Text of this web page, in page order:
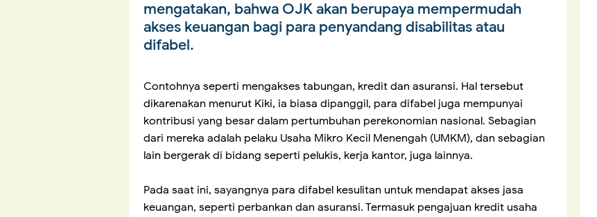
mengatakan, bahwa OJK akan berupaya mempermudah
akses keuangan bagi para penyandang disabilitas atau
difabel.
Contohnya seperti mengakses tabungan, kredit dan asuransi. Hal tersebut
dikarenakan menurut Kiki, ia biasa dipanggil, para difabel juga mempunyai
kontribusi yang besar dalam pertumbuhan perekonomian nasional. Sebagian
dari mereka adalah pelaku Usaha Mikro Kecil Menengah (UMKM), dan sebagian
lain bergerak di bidang seperti pelukis, kerja kantor, juga lainnya.
Pada saat ini, sayangnya para difabel kesulitan untuk mendapat akses jasa
keuangan, seperti perbankan dan asuransi. Termasuk pengajuan kredit usaha